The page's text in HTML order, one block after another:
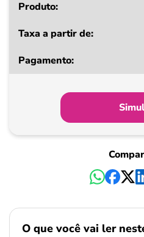
Produto
a
Pagamento
O que você vai ler